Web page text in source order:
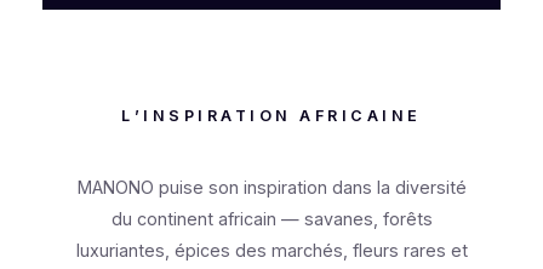
L’INSPIRATION AFRICAINE
MANONO puise son inspiration dans la diversité
du continent africain — savanes, forêts
luxuriantes, épices des marchés, fleurs rares et